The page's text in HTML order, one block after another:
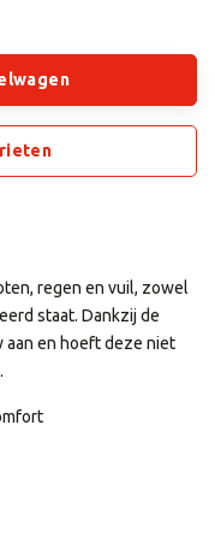
regen en vuil, zowel
staat. Dankzij de
aan en hoeft deze niet